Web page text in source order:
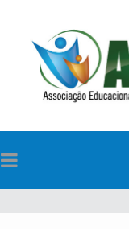
TOGGLE
NAVIGATION